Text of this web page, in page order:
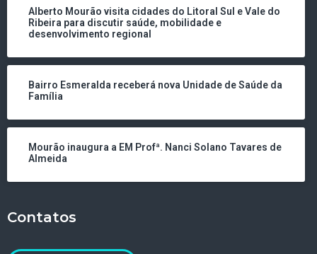
Alberto Mourão visita cidades do Litoral Sul e Vale do
Ribeira para discutir saúde, mobilidade e
desenvolvimento regional
Bairro Esmeralda receberá nova Unidade de Saúde da
Família
Mourão inaugura a EM Profª. Nanci Solano Tavares de
Almeida
Contatos